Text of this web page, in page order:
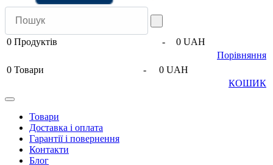
0 Продуктів -
0 UAH
Порівняння
0 Товари -
0 UAH
КОШИК
Товари
Доставка і оплата
Гарантії і повернення
Контакти
Блог